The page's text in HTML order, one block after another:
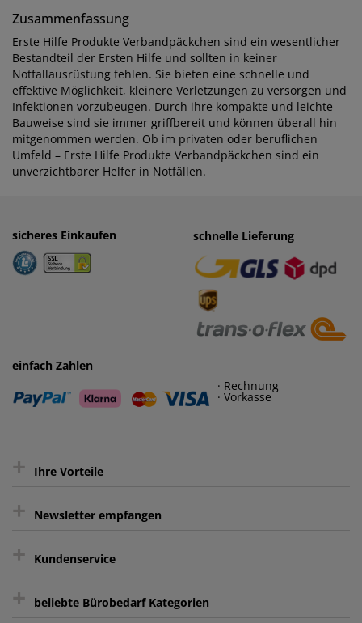
Zusammenfassung
Erste Hilfe Produkte Verbandpäckchen sind ein wesentlicher
Bestandteil der Ersten Hilfe und sollten in keiner
Notfallausrüstung fehlen. Sie bieten eine schnelle und
effektive Möglichkeit, kleinere Verletzungen zu versorgen und
Infektionen vorzubeugen. Durch ihre kompakte und leichte
Bauweise sind sie immer griffbereit und können überall hin
mitgenommen werden. Ob im privaten oder beruflichen
Umfeld – Erste Hilfe Produkte Verbandpäckchen sind ein
unverzichtbarer Helfer in Notfällen.
sicheres Einkaufen einfaches Zahlen
· Rechnung
· Vorkasse
schnelle Lieferung
einfach Zahlen
· Rechnung
· Vorkasse
+ Ihre Vorteile
Kauf auf Rechnung³
sicher Shoppen durch SSL
intelligentes Kundenkonto
+ Newsletter empfangen
Sie können sich zu jeder Zeit abmelden.
+ Kundenservice
Kontakt
+ beliebte Bürobedarf Kategorien